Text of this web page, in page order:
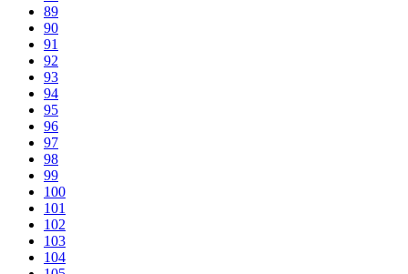
89
90
91
92
93
94
95
96
97
98
99
100
101
102
103
104